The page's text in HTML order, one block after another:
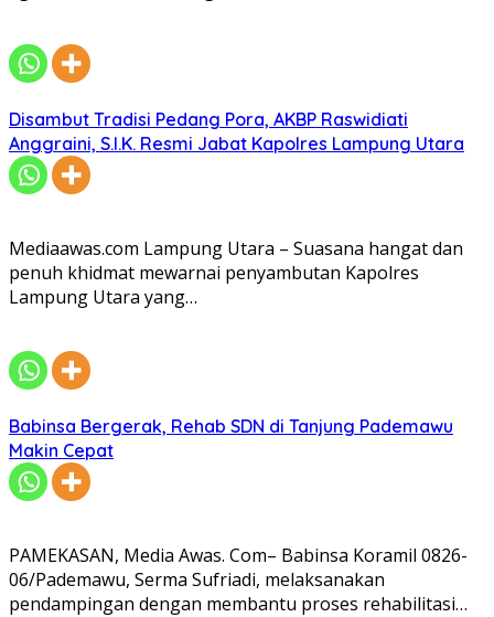
Disambut Tradisi Pedang Pora, AKBP Raswidiati
Anggraini, S.I.K. Resmi Jabat Kapolres Lampung Utara
Mediaawas.com Lampung Utara – Suasana hangat dan
penuh khidmat mewarnai penyambutan Kapolres
Lampung Utara yang…
Babinsa Bergerak, Rehab SDN di Tanjung Pademawu
Makin Cepat
PAMEKASAN, Media Awas. Com– Babinsa Koramil 0826-
06/Pademawu, Serma Sufriadi, melaksanakan
pendampingan dengan membantu proses rehabilitasi…